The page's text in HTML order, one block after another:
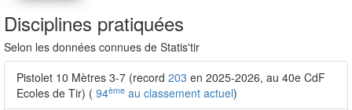
Disciplines pratiquées
Selon les données connues de Statis'tir
Pistolet 10 Mètres 3-7 (record 203 en 2025-2026, au 40e CdF
Ecoles de Tir) ( 94ème au classement actuel)